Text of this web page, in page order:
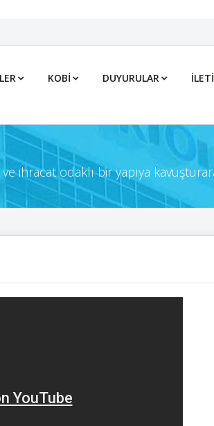
KOBİ DUYURULAR
ihracat odaklı bir yapıya